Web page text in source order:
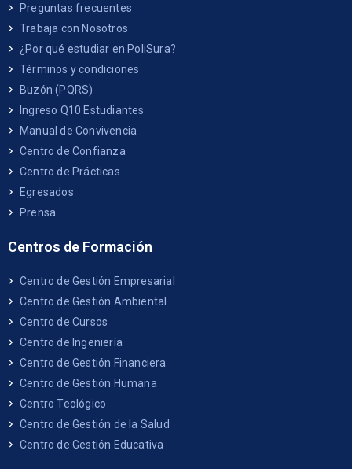
Preguntas frecuentes
Trabaja con Nosotros
¿Por qué estudiar en PoliSura?
Términos y condiciones
Buzón (PQRS)
Ingreso Q10 Estudiantes
Manual de Convivencia
Centro de Confianza
Centro de Prácticas
Egresados
Prensa
Centros de Formación
Centro de Gestión Empresarial
Centro de Gestión Ambiental
Centro de Cursos
Centro de Ingeniería
Centro de Gestión Financiera
Centro de Gestión Humana
Centro Teológico
Centro de Gestión de la Salud
Centro de Gestión Educativa